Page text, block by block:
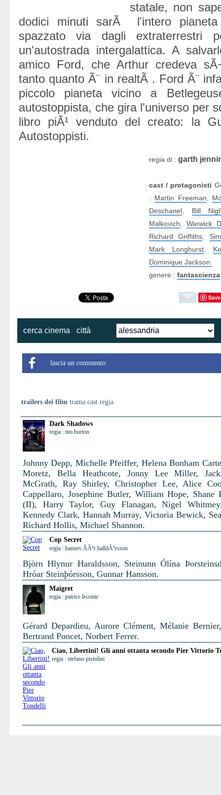
statale, non
dodici minuti sarÃ l'intero
spazzato via dagli extraterrestri
un'autostrada intergalattica. A
amico Ford, che Arthur credeva
tanto quanto Ã¨ in realtÃ . Ford Ã¨
piccolo pianeta vicino a
autostoppista, che gira l'universo per
libro piÃ¹ venduto del creato: la
Autostoppisti.
regia di : garth
cast / protagonisti
: Martin Freeman
Deschanel
Bill
Malkovich
Warwick
Richard Griffiths
Mark Longhurst
Dominique Jackson.
genere : fantascienza
Save
cerca cinema città
lascia un commento
trailers dei film trama cast regia
Dark Shadows
regia : tim burton
Johnny Depp, Michelle Pfeiffer, Helena Bonham
Moretz, Bella Heathcote, Jonny Lee Miller,
McGrath, Ray Shirley, Christopher Lee, Alice
Cappellaro, Josephine Butler, William Hope, Shane
(II), Harry Taylor, Guy Flanagan, Nigel
Kennedy Clark, Hannah Murray, Victoria Bewick,
Richard Hollis, Michael Shannon.
Cop Secret
regia : hannes ÃÃ³r halldÃ³rsson
Björn Hlynur Haraldsson, Steinunn Ólína
Hróar Steinþórsson, Gunnar Hansson.
Maigret
regia : patrice leconte
Gérard Depardieu, Aurore Clément, Mélanie
Bertrand Poncet, Norbert Ferrer.
Ciao, Libertini! Gli anni ottanta secondo Pier Vittorio
regia : stefano pistolini